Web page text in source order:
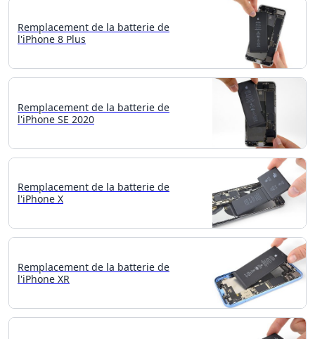
Remplacement de la batterie de
l'iPhone 8 Plus
Remplacement de la batterie de
l'iPhone SE 2020
Remplacement de la batterie de
l'iPhone X
Remplacement de la batterie de
l'iPhone XR